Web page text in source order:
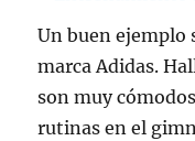
Un buen ejemplo
marca Adidas.
son muy
rutinas en el